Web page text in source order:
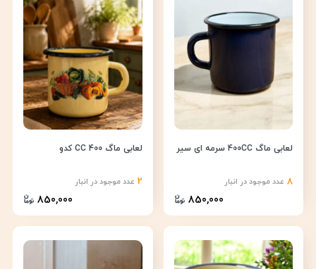
8 عدد موجود در انبار
لعابی ماگ 400CC سرمه ای سیر
850,000
2 عدد موجود در انبار
لعابی ماگ 400 CC کدو
850,000